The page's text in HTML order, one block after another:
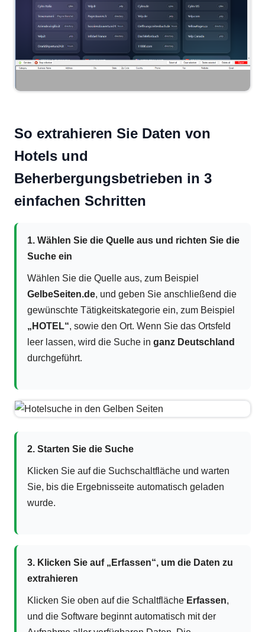
So extrahieren Sie Daten von
Hotels und
Beherbergungsbetrieben in 3
einfachen Schritten
1. Wählen Sie die Quelle aus und richten Sie die
Suche ein
Wählen Sie die Quelle aus, zum Beispiel
GelbeSeiten.de, und geben Sie anschließend die
gewünschte Tätigkeitskategorie ein, zum Beispiel
„HOTEL“, sowie den Ort. Wenn Sie das Ortsfeld
leer lassen, wird die Suche in ganz Deutschland
durchgeführt.
2. Starten Sie die Suche
Klicken Sie auf die Suchschaltfläche und warten
Sie, bis die Ergebnisseite automatisch geladen
wurde.
3. Klicken Sie auf „Erfassen“, um die Daten zu
extrahieren
Klicken Sie oben auf die Schaltfläche Erfassen,
und die Software beginnt automatisch mit der